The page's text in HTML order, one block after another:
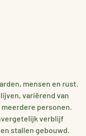
mensen en rust.
variërend van
personen.
verblijf
stallen gebouwd.